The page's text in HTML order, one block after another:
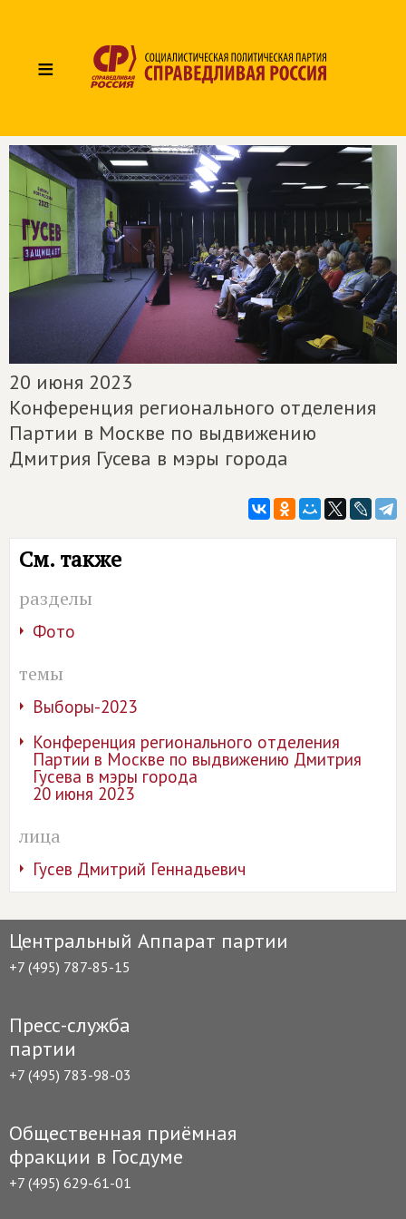
≡
20 июня 2023
Конференция регионального отделения
Партии в Москве по выдвижению
Дмитрия Гусева в мэры города
См. также
разделы
Фото
темы
Выборы-2023
Конференция регионального отделения
Партии в Москве по выдвижению Дмитрия
Гусева в мэры города
20 июня 2023
лица
Гусев Дмитрий Геннадьевич
Центральный Аппарат партии
+7 (495) 787-85-15
Пресс-служба
партии
+7 (495) 783-98-03
Общественная приёмная
фракции в Госдуме
+7 (495) 629-61-01